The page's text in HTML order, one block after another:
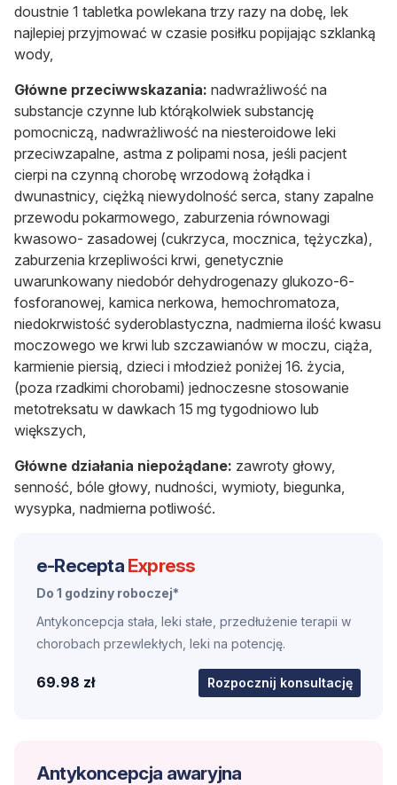
doustnie 1 tabletka powlekana trzy razy na dobę, lek
najlepiej przyjmować w czasie posiłku popijając szklanką
wody,
Główne przeciwwskazania: nadwrażliwość na
substancje czynne lub którąkolwiek substancję
pomocniczą, nadwrażliwość na niesteroidowe leki
przeciwzapalne, astma z polipami nosa, jeśli pacjent
cierpi na czynną chorobę wrzodową żołądka i
dwunastnicy, ciężką niewydolność serca, stany zapalne
przewodu pokarmowego, zaburzenia równowagi
kwasowo- zasadowej (cukrzyca, mocznica, tężyczka),
zaburzenia krzepliwości krwi, genetycznie
uwarunkowany niedobór dehydrogenazy glukozo-6-
fosforanowej, kamica nerkowa, hemochromatoza,
niedokrwistość syderoblastyczna, nadmierna ilość kwasu
moczowego we krwi lub szczawianów w moczu, ciąża,
karmienie piersią, dzieci i młodzież poniżej 16. życia,
(poza rzadkimi chorobami) jednoczesne stosowanie
metotreksatu w dawkach 15 mg tygodniowo lub
większych,
Główne działania niepożądane: zawroty głowy,
senność, bóle głowy, nudności, wymioty, biegunka,
wysypka, nadmierna potliwość.
e-Recepta Express
Do 1 godziny roboczej*
Antykoncepcja stała, leki stałe, przedłużenie terapii w
chorobach przewlekłych, leki na potencję.
69.98 zł Rozpocznij konsultację
Antykoncepcja awaryjna